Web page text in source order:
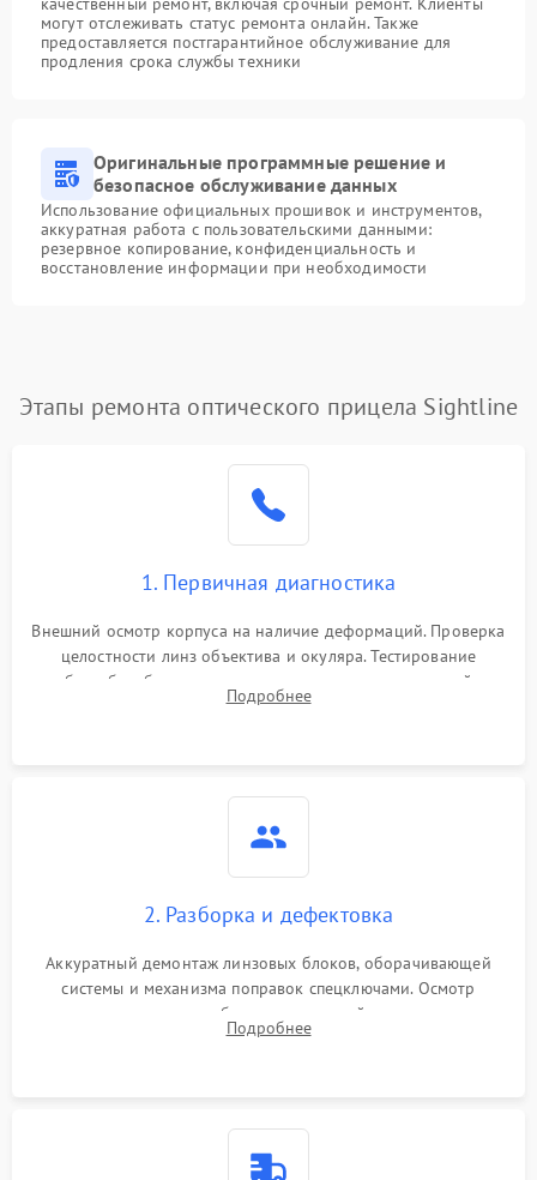
могут отслеживать статус ремонта онлайн. Также
предоставляется постгарантийное обслуживание для
продления срока службы техники
Оригинальные программные решение и
безопасное обслуживание данных
Использование официальных прошивок и инструментов,
аккуратная работа с пользовательскими данными:
резервное копирование, конфиденциальность и
восстановление информации при необходимости
Этапы ремонта оптического прицела Sightline
1. Первичная диагностика
Внешний осмотр корпуса на наличие деформаций. Проверка
целостности линз объектива и окуляра. Тестирование
работы барабанчиков ввода поправок, кольца отстройки
параллакса и зума. Выявление сколов, внутренних
Подробнее
2. Разборка и дефектовка
Аккуратный демонтаж линзовых блоков, оборачивающей
системы и механизма поправок спецключами. Осмотр
внутренних резьбовых соединений, пружин и
уплотнительных колец. Поиск причин люфта, смещения
Подробнее